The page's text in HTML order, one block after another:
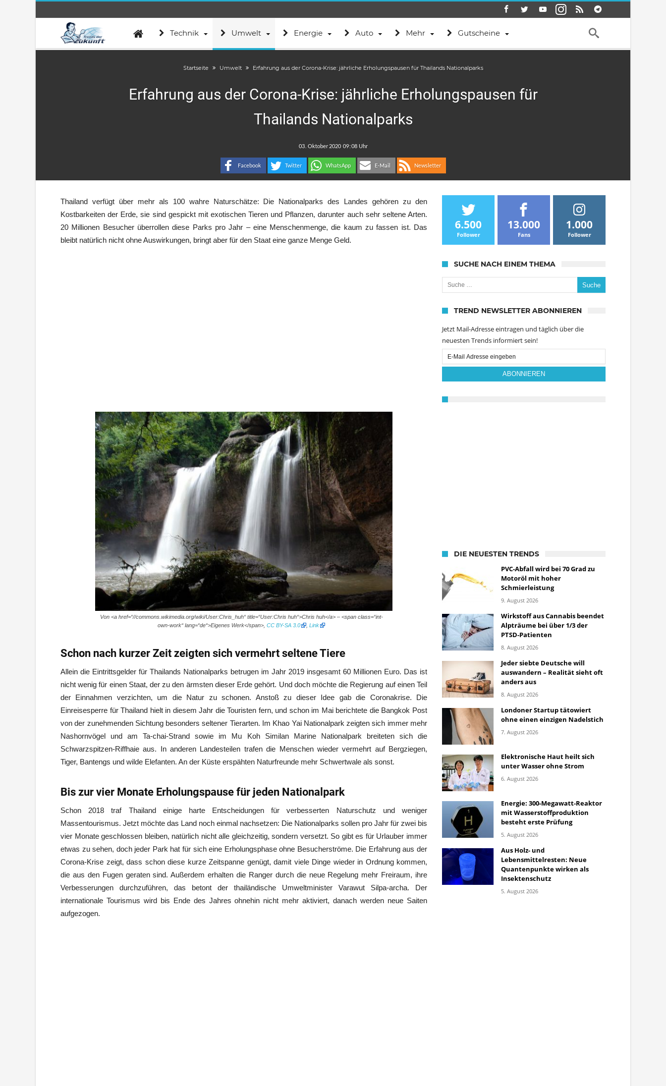
Technik Umwelt Energie Auto Mehr Gutscheine
Startseite Umwelt Erfahrung aus der Corona-Krise: jährliche Erholungspausen für Thailands Nationalparks
Erfahrung aus der Corona-Krise: jährliche Erholungspausen für
Thailands Nationalparks
:
Facebook Twitter WhatsApp E-Mail Newsletter
Thailand verfügt über mehr als 100 wahre Naturschätze: Die Nationalparks des Landes gehören zu den
Kostbarkeiten der Erde, sie sind gespickt mit exotischen Tieren und Pflanzen, darunter auch sehr seltene Arten.
20 Millionen Besucher überrollen diese Parks pro Jahr – eine Menschenmenge, die kaum zu fassen ist. Das
bleibt natürlich nicht ohne Auswirkungen, bringt aber für den Staat eine ganze Menge Geld.
Von <a href=“//commons.wikimedia.org/wiki/User:Chris_huh“ title=“User:Chris huh“>Chris huh</a> – <span class=“int-
own-work“ lang=“de“>Eigenes Werk</span>, CC BY-SA 3.0 Link
Schon nach kurzer Zeit zeigten sich vermehrt seltene Tiere
Allein die Eintrittsgelder für Thailands Nationalparks betrugen im Jahr 2019 insgesamt 60 Millionen Euro. Das ist
nicht wenig für einen Staat, der zu den ärmsten dieser Erde gehört. Und doch möchte die Regierung auf einen Teil
der Einnahmen verzichten, um die Natur zu schonen. Anstoß zu dieser Idee gab die Coronakrise. Die
Einreisesperre für Thailand hielt in diesem Jahr die Touristen fern, und schon im Mai berichtete die Bangkok Post
von der zunehmenden Sichtung besonders seltener Tierarten. Im Khao Yai Nationalpark zeigten sich immer mehr
Nashornvögel und am Ta-chai-Strand sowie im Mu Koh Similan Marine Nationalpark breiteten sich die
Schwarzspitzen-Riffhaie aus. In anderen Landesteilen trafen die Menschen wieder vermehrt auf Bergziegen,
Tiger, Bantengs und wilde Elefanten. An der Küste erspähten Naturfreunde mehr Schwertwale als sonst.
Bis zur vier Monate Erholungspause für jeden Nationalpark
Schon 2018 traf Thailand einige harte Entscheidungen für verbesserten Naturschutz und weniger
Massentourismus. Jetzt möchte das Land noch einmal nachsetzen: Die Nationalparks sollen pro Jahr für zwei bis
vier Monate geschlossen bleiben, natürlich nicht alle gleichzeitig, sondern versetzt. So gibt es für Urlauber immer
etwas zu sehen, doch jeder Park hat für sich eine Erholungsphase ohne Besucherströme. Die Erfahrung aus der
Corona-Krise zeigt, dass schon diese kurze Zeitspanne genügt, damit viele Dinge wieder in Ordnung kommen,
die aus den Fugen geraten sind. Außerdem erhalten die Ranger durch die neue Regelung mehr Freiraum, ihre
Verbesserungen durchzuführen, das betont der thailändische Umweltminister Varawut Silpa-archa. Der
internationale Tourismus wird bis Ende des Jahres ohnehin nicht mehr aktiviert, danach werden neue Saiten
aufgezogen.
6.500
Follower
13.000
Fans
1.000
Follower
SUCHE NACH EINEM THEMA
Suche nach:
TREND NEWSLETTER ABONNIEREN
Jetzt Mail-Adresse eintragen und täglich über die
neuesten Trends informiert sein!
Email
Subscription
ABONNIEREN
DIE NEUESTEN TRENDS
PVC-Abfall wird bei 70 Grad zu
Motoröl mit hoher
Schmierleistung
9. August 2026
Wirkstoff aus Cannabis beendet
Alpträume bei über 1/3 der
PTSD-Patienten
8. August 2026
Jeder siebte Deutsche will
auswandern – Realität sieht oft
anders aus
8. August 2026
Londoner Startup tätowiert
ohne einen einzigen Nadelstich
7. August 2026
Elektronische Haut heilt sich
unter Wasser ohne Strom
6. August 2026
Energie: 300-Megawatt-Reaktor
mit Wasserstoffproduktion
besteht erste Prüfung
5. August 2026
Aus Holz- und
Lebensmittelresten: Neue
Quantenpunkte wirken als
Insektenschutz
5. August 2026